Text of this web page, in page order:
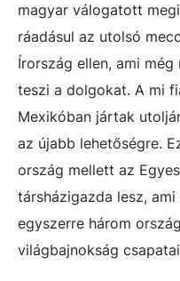
magyar válogatott
ráadásul az utolsó
Írország ellen, ami
teszi a dolgokat. A mi
Mexikóban jártak
az újabb lehetőségre.
ország mellett az
társházigazda lesz,
egyszerre három
világbajnokság